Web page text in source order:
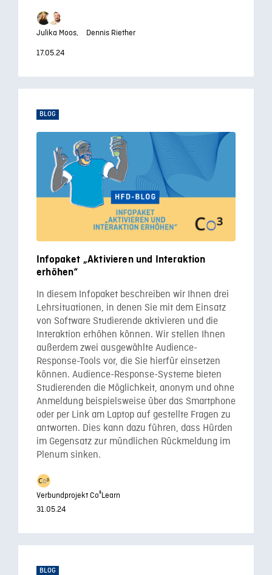
Julika Moos,
Dennis Riether
17.05.24
BLOG
Infopaket „Aktivieren und Interaktion
erhöhen“
In diesem Infopaket beschreiben wir Ihnen drei
Lehrsituationen, in denen Sie mit dem Einsatz
von Software Studierende aktivieren und die
Interaktion erhöhen können. Wir stellen Ihnen
außerdem zwei ausgewählte Audience-
Response-Tools vor, die Sie hierfür einsetzen
können. Audience-Response-Systeme bieten
Studierenden die Möglichkeit, anonym und ohne
Anmeldung beispielsweise über das Smartphone
oder per Link am Laptop auf gestellte Fragen zu
antworten. Dies kann dazu führen, dass Hürden
im Gegensatz zur mündlichen Rückmeldung im
Plenum sinken.
Verbundprojekt Co³Learn
31.05.24
BLOG